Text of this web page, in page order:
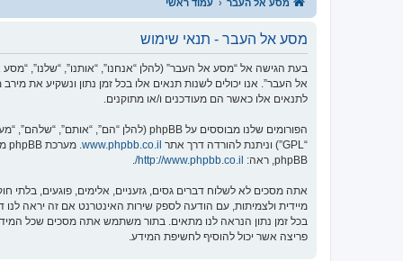
מסע אל העבר עמוד ראשי
מסע אל העבר - תנאי שימוש
אל העבר”. אנו יכולים לשנות תנאים אלו בכל זמן נתון ונשקיע את
לתנאים אלו כאשר הם מעודכנים ו/או מתוקנים.
הפורומים שלנו מבוססים על phpBB (להלן “הם”, “אותם”, “שלהם”, “מערכת phpBB”, “www.phpbb.co.il”, “קבוצת phpBB”, “צוות phpBB הישראלי”) אשר הינה מערכת בולטיין המשוחררת תחת הסכם “
“GPL”) וניתנת להורדה דרך אתר
www.phpbb.co.il
phpBB, ראה:
http://www.phpbb.co.il/
.
אתה מסכים לא לשלוח דברים גסים, גזעניים, אלימים, פוגעים,
פריצה אשר יכול להוסיף לחשיפת המידע.